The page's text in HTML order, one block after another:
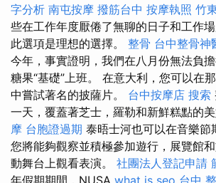
字分析 南屯按摩 撥筋台中 按摩執照 竹
些在工作年度厭倦了無聊的日子和工作
此選項是理想的選擇。 整骨 台中整骨神
今年，事實證明，我們在八月份無法負
糖果“基礎”上班。 在意大利，您可以在
中嘗試著名的披薩片。 台中按摩店 搜索
一天，覆蓋著芝士，羅勒和新鮮糕點的美
摩 台胞證過期 泰晤士河也可以在音樂節
您將能夠觀察並積極參加遊行，展覽館
動舞台上觀看表演。 社團法人登記申請
年假期期間，NUSA what is seo 台中